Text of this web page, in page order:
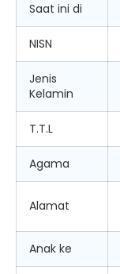
Saat ini di
NISN
Jenis
Kelamin
T.T.L
Agama
Alamat
Anak ke